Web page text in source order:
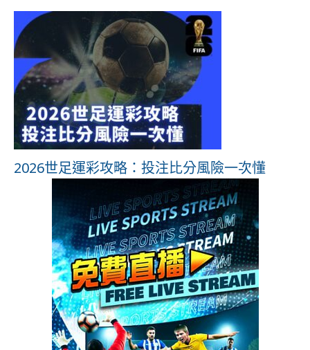
2026世足運彩攻略：投注比分風險一次懂